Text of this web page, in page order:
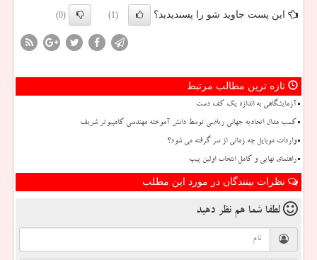
این پست جاوید شو را پسندیدید؟ (1)
(0)
تازه ترین مطالب مرتبط
آزمایشگاهی به اندازه یک کف دست
کسب مدال اتحادیه جهانی ریاضی توسط دانش آموخته مهندسی کامپیوتر شریف
واردات موبایل چه زمانی از سر گرفته می شود؟
راهنمای نهایی و کامل انتخاب اولین پیپ
نظرات بینندگان در مورد این مطلب
لطفا شما هم نظر دهید